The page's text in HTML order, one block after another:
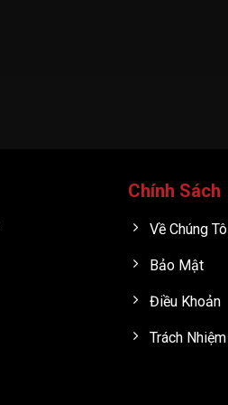
Chính Sách
Về Chúng
Bảo Mật
Điều Khoản
Trách Nhiệm